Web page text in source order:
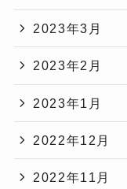
2023年3月
2023年2月
2023年1月
2022年12月
2022年11月